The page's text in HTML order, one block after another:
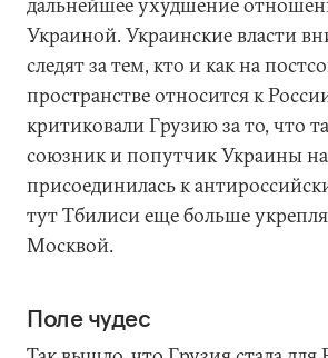
Украиной. Украинские власти
следят за тем, кто и как на
пространстве относится к
критиковали Грузию за то, что
союзник и попутчик Украины
присоединилась к
тут Тбилиси еще больше
Москвой.
Поле чудес